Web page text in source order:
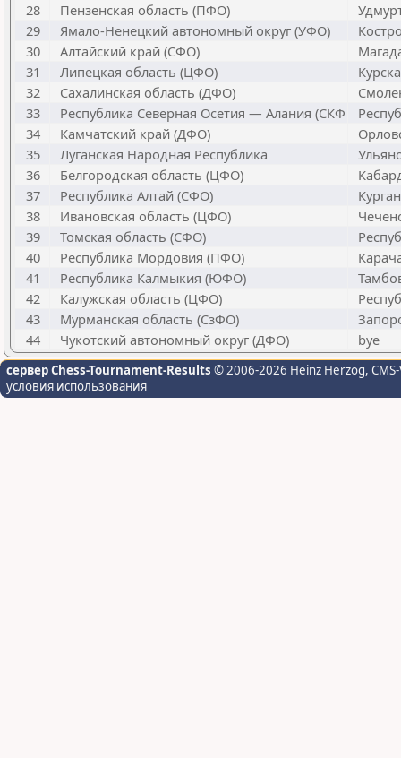
28
Пензенская область (ПФО)
29
Ямало-Ненецкий автономный округ (УФО)
30
Алтайский край (СФО)
31
Липецкая область (ЦФО)
32
Сахалинская область (ДФО)
33
Республика Северная Осетия — Алания (СКФ
34
Камчатский край (ДФО)
35
Луганская Народная Республика
36
Белгородская область (ЦФО)
37
Республика Алтай (СФО)
38
Ивановская область (ЦФО)
39
Томская область (СФО)
40
Республика Мордовия (ПФО)
41
Республика Калмыкия (ЮФО)
42
Калужская область (ЦФО)
43
Мурманская область (СзФО)
44
Чукотский автономный округ (ДФО) bye
сервер Chess-Tournament-Results © 2006-2026 Heinz Herzog,
условия использования